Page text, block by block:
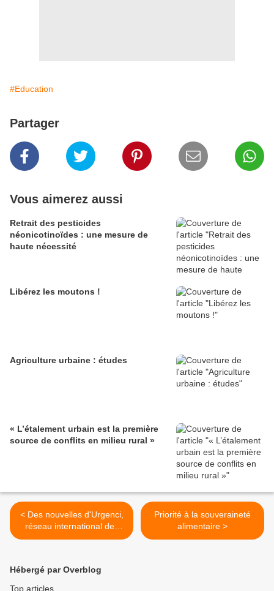
#Education
Partager
Vous aimerez aussi
Retrait des pesticides
néonicotinoïdes : une mesure de
haute nécessité
Libérez les moutons !
Agriculture urbaine : études
« L’étalement urbain est la première
source de conflits en milieu rural »
< Des nouvelles d'Urgenci,
réseau international des
circuits courts
Priorité à la souveraineté
alimentaire >
Hébergé par Overblog
Top articles